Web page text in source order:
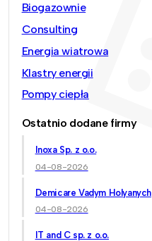
Biogazownie
Consulting
Energia wiatrowa
Klastry energii
Pompy ciepła
Ostatnio dodane firmy
Inoxa Sp. z o.o.
04-08-2026
Demicare Vadym Holyanych
04-08-2026
IT and C sp. z o.o.